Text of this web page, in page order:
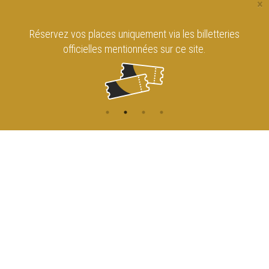
×
Réservez vos places uniquement via les billetteries
officielles mentionnées sur ce site.